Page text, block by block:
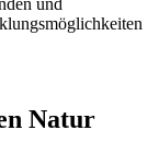
und
Natur